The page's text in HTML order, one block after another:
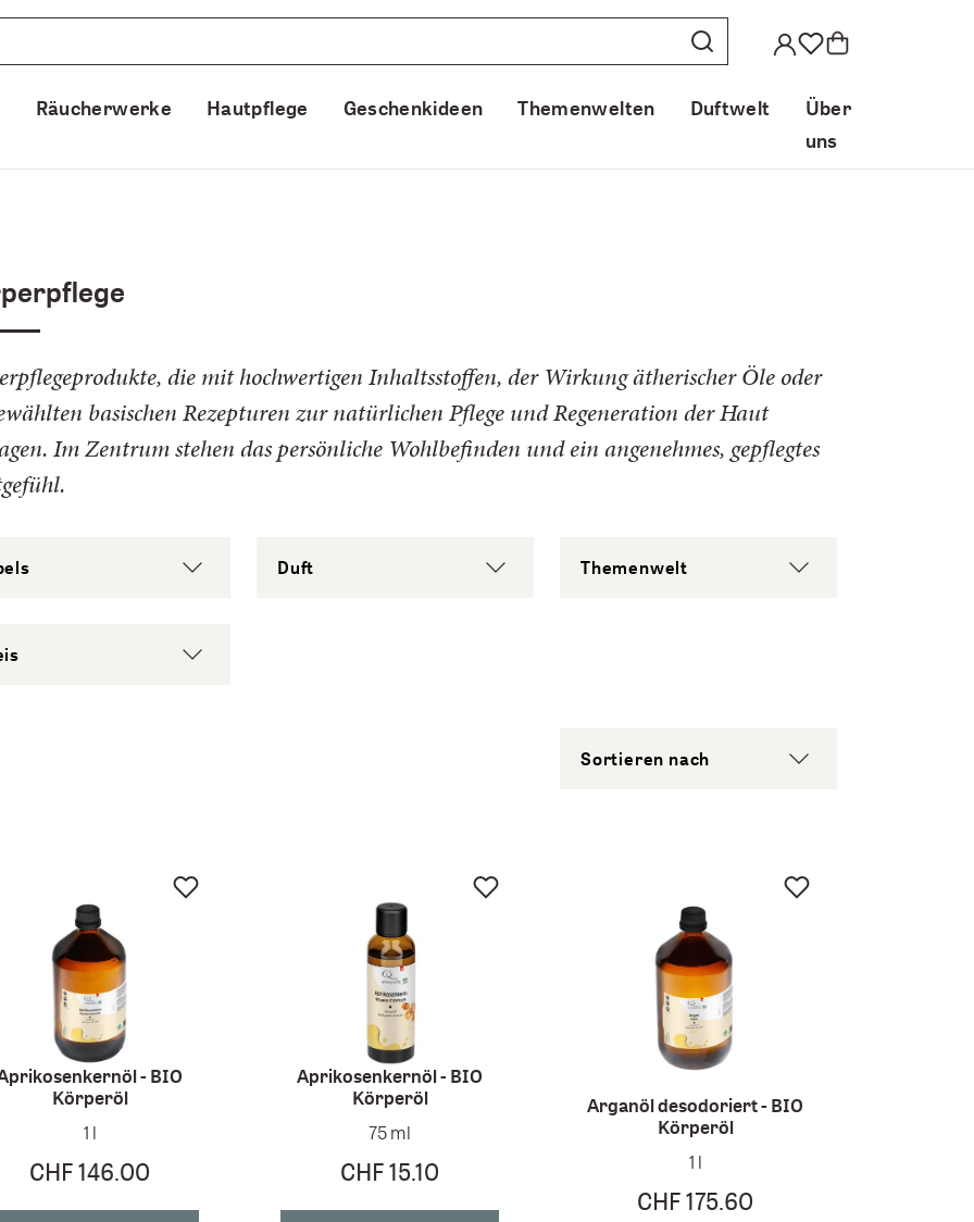
Räucherwerke Hautpflege Geschenkideen Themenwelten Duftwelt
Über
uns
die mit hochwertigen Inhaltsstoffen, der Wirkung ätherischer Öle oder
basischen Rezepturen zur natürlichen Pflege und Regeneration der Haut
Im Zentrum stehen das persönliche Wohlbefinden und ein angenehmes, gepflegtes
Duft Themenwelt
Sortieren nach
- BIO
Körperöl
1 l
CHF 146.00
Aprikosenkernöl - BIO
Körperöl
75 ml
CHF 15.10
Arganöl desodoriert - BIO
Körperöl
1 l
CHF 175.60